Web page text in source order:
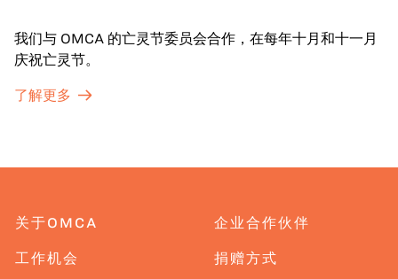
我们与 OMCA 的亡灵节委员会合作，在每年十月和十一月
庆祝亡灵节。
了解更多
关于OMCA
工作机会
企业合作伙伴
捐赠方式